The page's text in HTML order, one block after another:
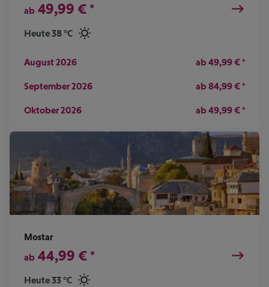
ab 49,99 € *
Heute 38 °C
August 2026 ab49,99€*
September 2026 ab84,99€*
Oktober 2026 ab49,99€*
Mostar
ab 44,99 € *
Heute 33 °C